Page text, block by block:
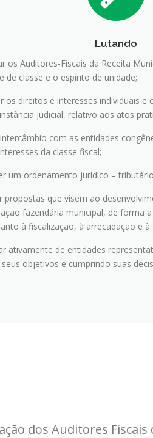
Lutando
os Auditores-Fiscais da Receita
de classe e o espírito de unidade;
os direitos e interesses individuais e
judicial, relativo aos atos
com as entidades
da classe fiscal;
um ordenamento jurídico –
propostas que visem ao
fazendária municipal, de forma
à fiscalização, à arrecadação e
ativamente de entidades
objetivos e cumprindo suas
dos Auditores